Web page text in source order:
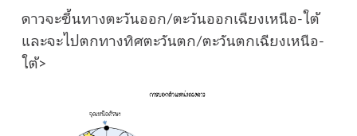
ดาวจะขึ้นทางตะวันออก/ตะวันออกเฉียงเหนือ-ใต้
และจะไปตกทางทิศตะวันตก/ตะวันตกเฉียงเหนือ-
ใต้>